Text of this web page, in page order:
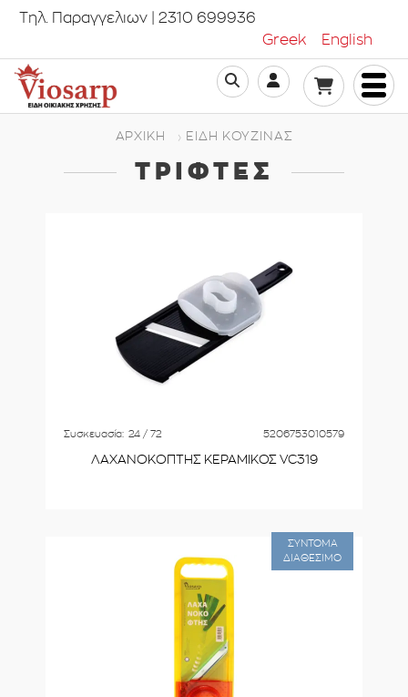
Τηλ. Παραγγελιων | 2310 699936
Greek
English
ΑΡΧΙΚΗ ΕΊΔΗ ΚΟΥΖΊΝΑΣ
ΤΡΊΦΤΕΣ
Συσκευασία: 24 / 72 5206753010579
ΛΑΧΑΝΟΚΟΠΤΗΣ ΚΕΡΑΜΙΚΟΣ VC319
ΣΥΝΤΟΜΑ
ΔΙΑΘΕΣΙΜΟ